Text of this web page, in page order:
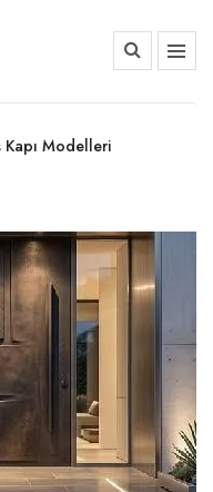
Kapı Modelleri